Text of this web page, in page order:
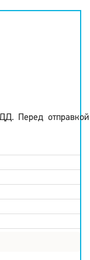
Перед отправкой